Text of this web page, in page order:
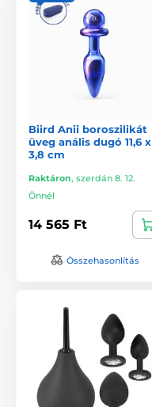
Biird Anii boroszilikát
üveg anális dugó 11,6 x
3,8 cm
Raktáron, szerdán 8. 12.
Önnél
14 565 Ft
Összehasonlítás